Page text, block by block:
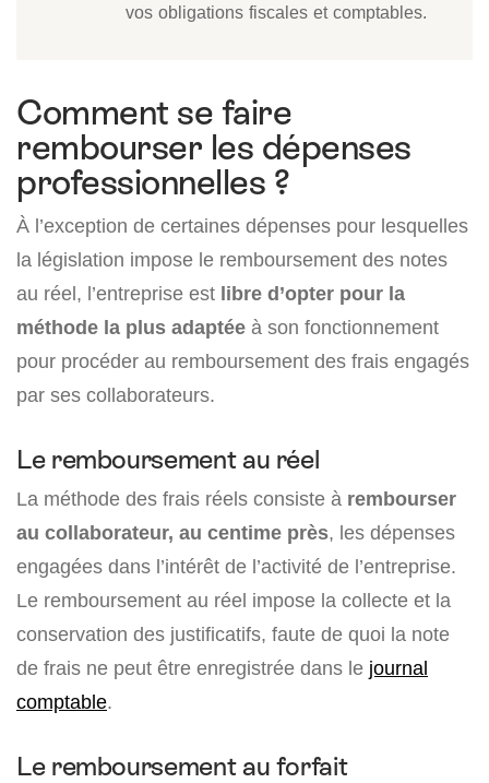
vos obligations fiscales et comptables.
Comment se faire
rembourser les dépenses
professionnelles ?
À l’exception de certaines dépenses pour lesquelles
la législation impose le remboursement des notes
au réel, l’entreprise est libre d’opter pour la
méthode la plus adaptée à son fonctionnement
pour procéder au remboursement des frais engagés
par ses collaborateurs.
Le remboursement au réel
La méthode des frais réels consiste à rembourser
au collaborateur, au centime près, les dépenses
engagées dans l’intérêt de l’activité de l’entreprise.
Le remboursement au réel impose la collecte et la
conservation des justificatifs, faute de quoi la note
de frais ne peut être enregistrée dans le journal
comptable.
Le remboursement au forfait